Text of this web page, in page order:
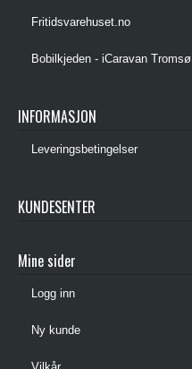
Fritidsvarehuset.no
Bobilkjeden - iCaravan Tromsø
INFORMASJON
Leveringsbetingelser
KUNDESENTER
Mine sider
Logg inn
Ny kunde